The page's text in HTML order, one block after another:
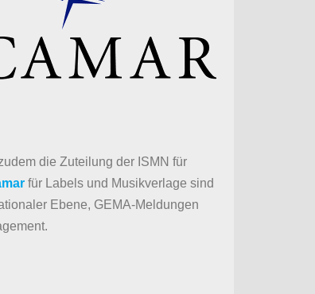
die Zuteilung der ISMN für
für Labels und Musikverlage sind
Ebene, GEMA-Meldungen